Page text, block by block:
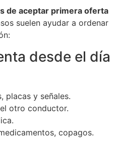
de aceptar primera oferta
suelen ayudar a ordenar
desde el día
placas y señales.
otro conductor.
copagos.